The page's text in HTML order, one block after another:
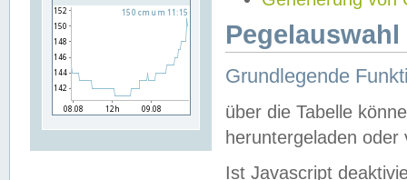
Grundlegende
über die Tabelle
heruntergeladen oder
Ist Javascript